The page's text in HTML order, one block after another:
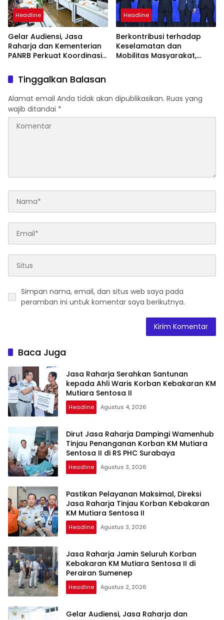
Headline
Gelar Audiensi, Jasa
Raharja dan Kementerian
PANRB Perkuat Koordinasi
dan SWDKLLJ
Headline
Berkontribusi terhadap
Keselamatan dan
Mobilitas Masyarakat,
Awards 2026
Tinggalkan Balasan
Alamat email Anda tidak akan dipublikasikan. Ruas yang
wajib ditandai *
Simpan nama, email, dan situs web saya pada
peramban ini untuk komentar saya berikutnya.
Baca Juga
Jasa Raharja Serahkan Santunan
kepada Ahli Waris Korban Kebakaran KM
Mutiara Sentosa II
Headline Agustus 4, 2026
Dirut Jasa Raharja Dampingi Wamenhub
Tinjau Penanganan Korban KM Mutiara
Sentosa II di RS PHC Surabaya
Headline Agustus 3, 2026
Pastikan Pelayanan Maksimal, Direksi
Jasa Raharja Tinjau Korban Kebakaran
KM Mutiara Sentosa II
Headline Agustus 3, 2026
Jasa Raharja Jamin Seluruh Korban
Kebakaran KM Mutiara Sentosa II di
Perairan Sumenep
Headline Agustus 2, 2026
Gelar Audiensi, Jasa Raharja dan